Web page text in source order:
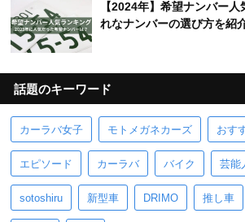
【2024年】希望ナンバー
れなナンバーの選び方を紹
話題のキーワード
カーラバ女子 モトメガネカーズ おす
エピソード カーラバ バイク 芸能
sotoshiru 新型車 DRIMO 推し車